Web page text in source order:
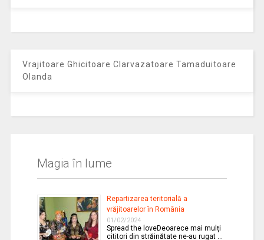
Vrajitoare Ghicitoare Clarvazatoare Tamaduitoare
Olanda
Magia în lume
Repartizarea teritorială a
vrăjitoarelor în România
01/02/2024
Spread the loveDeoarece mai mulți
cititori din străinătate ne-au rugat …